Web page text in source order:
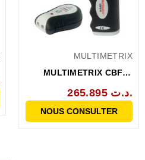
MULTIMETRIX
MULTIMETRIX CBF01
CIRCUIT...265.895 د.ت.
NOUS CONSULTER